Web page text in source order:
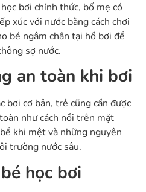
bơi chính thức, bố mẹ có
xúc với nước bằng cách chơi
bé ngâm chân tại hồ bơi để
sợ nước.
an toàn khi bơi
bơi cơ bản, trẻ cũng cần được
như cách nổi trên mặt
khi mệt và những nguyên
trường nước sâu.
học bơi